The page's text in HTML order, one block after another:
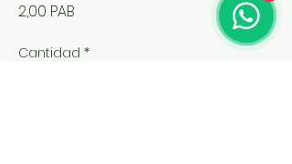
2,00 PAB
Cantidad *